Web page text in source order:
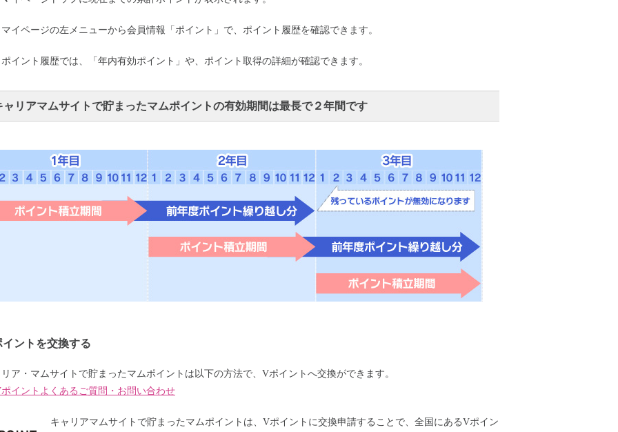
イページの左メニューから会員情報「ポイント」で、ポイント履歴を確認できます。
イント履歴では、「年内有効ポイント」や、ポイント取得の詳細が確認できます。
ャリアマムサイトで貯まったマムポイントの有効期間は最長で２年間です
イントを交換する
ア・マムサイトで貯まったマムポイントは以下の方法で、Vポイントへ交換ができます。
イントよくあるご質問・お問い合わせ
キャリアマムサイトで貯まったマムポイントは、Vポイントに交換申請することで、全国にあるVポイン